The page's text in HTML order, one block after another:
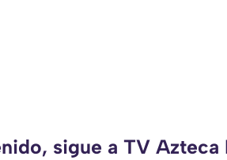
sigue a TV Azteca